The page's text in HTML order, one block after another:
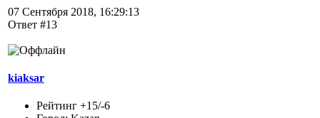
07 Сентября 2018, 16:29:13
Ответ #13
kiaksar
Рейтинг +15/-6